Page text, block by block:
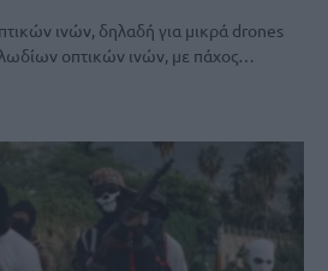
ινών, δηλαδή για μικρά drones
οπτικών ινών, με πάχος…